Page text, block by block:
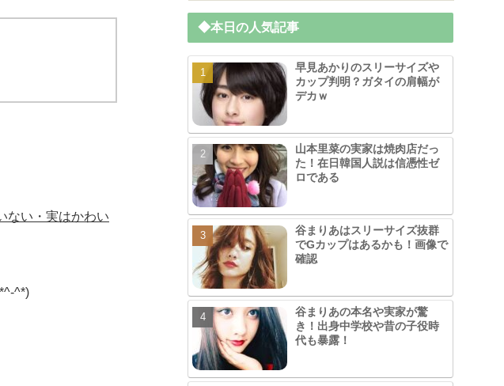
ない・実はかわい
^*)
◆本日の人気記事
早見あかりのスリーサイズや
カップ判明？ガタイの肩幅が
デカｗ
山本里菜の実家は焼肉店だっ
た！在日韓国人説は信憑性ゼ
ロである
谷まりあはスリーサイズ抜群
でGカップはあるかも！画像で
確認
谷まりあの本名や実家が驚
き！出身中学校や昔の子役時
代も暴露！